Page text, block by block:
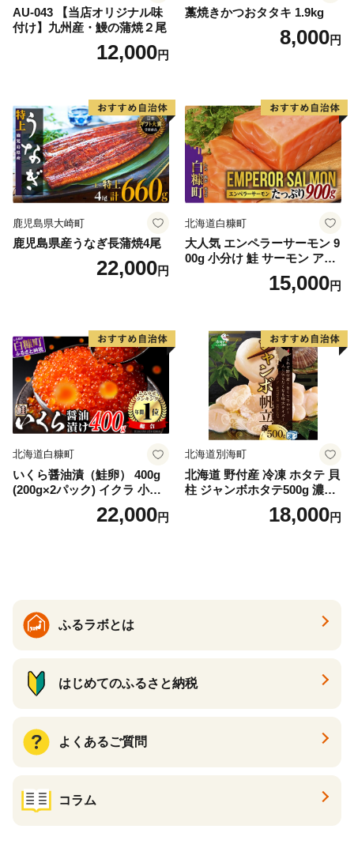
AU-043 【当店オリジナル味
付け】九州産・鰻の蒲焼２尾
12,000円
藁焼きかつおタタキ 1.9kg
8,000円
鹿児島県大崎町
鹿児島県産うなぎ長蒲焼4尾
22,000円
北海道白糠町
大人気 エンペラーサーモン 9
00g 小分け 鮭 サーモン アト
ランティックサーモン 水産
庁長官賞 受賞 さけ シャケ し
満足 美味しい 贈答 生食用 刺
身 お刺身 刺し身 魚介類 海鮮
冷凍 厚切り 薄切り ふるさと
納税 ふるさとチョイス チョ
イス 北海道 白糠町
15,000円
北海道白糠町
いくら醤油漬（鮭卵） 400g
(200g×2パック) イクラ 小分
け いくら醤油漬 鮭いくら い
くら醤油漬け 鮭 鮭卵 ikura
22,000円
北海道別海町
北海道 野付産 冷凍 ホタテ 貝
柱 ジャンボホタテ500g 濃厚
な旨味と甘み （ほたて ホタ
テ 帆立 貝柱 ホタテ貝柱 大玉
18,000円
ふるラボとは
はじめてのふるさと納税
よくあるご質問
コラム